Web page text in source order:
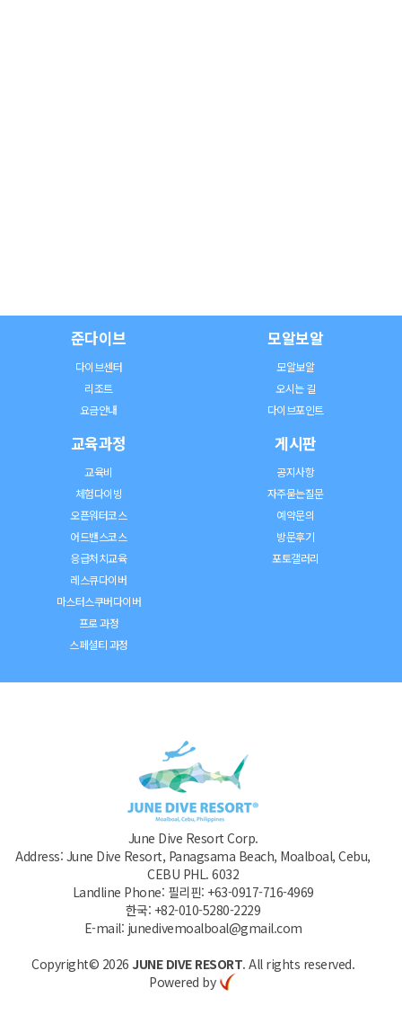
준다이브
다이브센터
리조트
요금안내
모알보알
모알보알
오시는 길
다이브포인트
교육과정
교육비
체험다이빙
오픈워터코스
어드밴스코스
응급처치교육
레스큐다이버
마스터스쿠버다이버
프로 과정
스페셜티 과정
게시판
공지사항
자주묻는질문
예약문의
방문후기
포토갤러리
June Dive Resort Corp.
Address: June Dive Resort, Panagsama Beach, Moalboal, Cebu,
CEBU PHL. 6032
Landline Phone: 필리핀: +63-0917-716-4969
한국: +82-010-5280-2229
E-mail: junedivemoalboal@gmail.com
Copyright© 2026 JUNE DIVE RESORT. All rights reserved.
Powered by